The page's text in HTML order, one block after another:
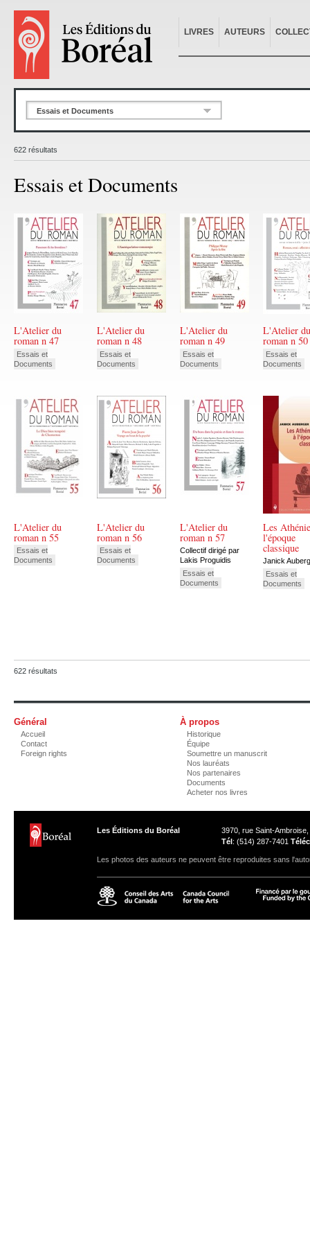
LIVRES AUTEURS
Essais et Documents
622 résultats
Essais et Documents
L'Atelier du
roman n 47
Essais et
Documents
L'Atelier du
roman n 48
Essais et
Documents
L'Atelier du
roman n 49
Essais et
Documents
L'Atelier du
roman n 50
Essais et
Documents
L'Atelier du
roman n 55
Essais et
Documents
L'Atelier du
roman n 56
Essais et
Documents
L'Atelier du
roman n 57
Collectif dirigé par
Lakis Proguidis
Essais et
Documents
Les
l'époque
classique
Janick
Essais et
Documents
622 résultats
Général
Accueil
Contact
Foreign rights
À propos
Historique
Équipe
Soumettre un manuscrit
Nos lauréats
Nos partenaires
Documents
Acheter nos livres
Les Éditions du Boréal
3970, rue Saint-
Tél : (514) 287-7401 Téléc
Les photos des auteurs ne peuvent être reproduites sans